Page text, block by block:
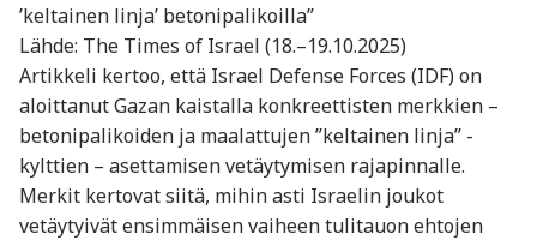
’keltainen linja’ betonipalikoilla”
Lähde: The Times of Israel (18.–19.10.2025)
Artikkeli kertoo, että Israel Defense Forces (IDF) on
aloittanut Gazan kaistalla konkreettisten merkkien –
betonipalikoiden ja maalattujen ”keltainen linja” -
kylttien – asettamisen vetäytymisen rajapinnalle.
Merkit kertovat siitä, mihin asti Israelin joukot
vetäytyivät ensimmäisen vaiheen tulitauon ehtojen